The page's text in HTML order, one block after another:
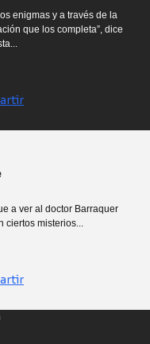
enigmas y a través de la
que los completa”, dice
a ver al doctor Barraquer
ciertos misterios...